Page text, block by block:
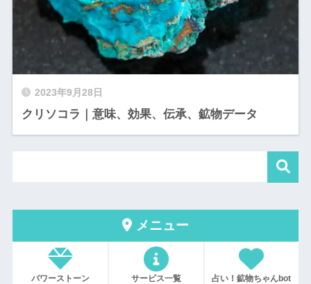
2023年9月28日
クリソコラ｜意味、効果、伝承、鉱物データ
メニュー
パワーストーン
サービス一覧 占い！鉱物ちゃんbot